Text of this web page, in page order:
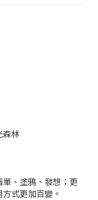
森林
、塗鴉、發想；更
式更加百變。